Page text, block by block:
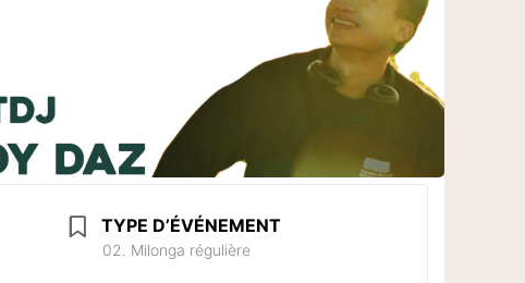
TYPE D’ÉVÉNEMENT
02. Milonga régulière